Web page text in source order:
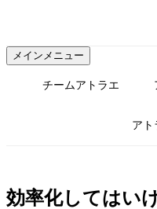
テ
ン
メインメニュー
チームアトラエ
アト
効率化してはい